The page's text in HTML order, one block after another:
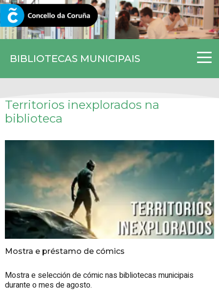
BIBLIOTECAS MUNICIPAIS
CORUNA.GAL
Territorios inexplorados na
biblioteca
Mostra e préstamo de cómics
Mostra e selección de cómic nas bibliotecas municipais
durante o mes de agosto.